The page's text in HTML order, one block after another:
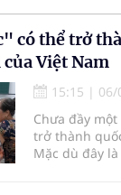
có thể trở
Việt Nam
15:15 | 06/
Chưa đầy
trở thành
Mặc dù đây